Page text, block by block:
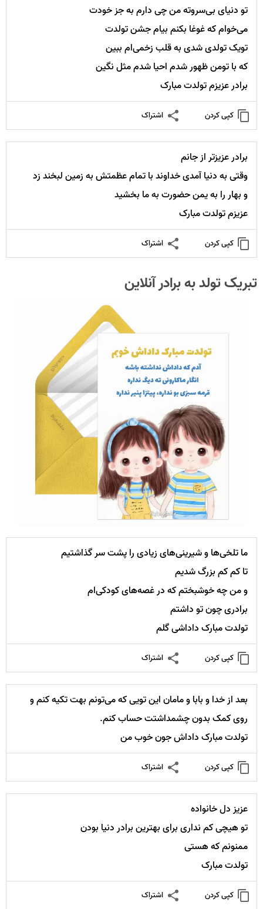
تو دنیای بی‌سروته من چی دارم به جز خودت
می‌خوام که غوغا بکنم بیام جشن تولدت
تویک تولدی شدی به قلب زخمی‌ام ببین
که با تومن ظهور شدم احیا شدم مثل نگین
برادر عزیزم تولدت مبارک
کپی کردن اشتراک
برادر عزیزتر از جانم
وقتی به دنیا آمدی خداوند با تمام عظمتش به زمین لبخند زد
و بهار را به یمن حضورت به ما بخشید
عزیزم تولدت مبارک
کپی کردن اشتراک
تبریک تولد به برادر آنلاین
ما تلخی‌ها و شیرینی‌های زیادی را پشت سر گذاشتیم
تا کم کم بزرگ شدیم
و من چه خوشبختم که در غصه‌های کودکی‌ام
برادری چون تو داشتم
تولدت مبارک داداشی گلم
کپی کردن اشتراک
بعد از خدا و بابا و مامان این تویی که می‌تونم بهت تکیه کنم و
روی کمک بدون چشمداشتت حساب کنم.
تولدت مبارک داداش جون خوب من
کپی کردن اشتراک
عزیز دل خانواده
تو هیچی کم نداری برای بهترین برادر دنیا بودن
ممنونم که هستی
تولدت مبارک
کپی کردن اشتراک